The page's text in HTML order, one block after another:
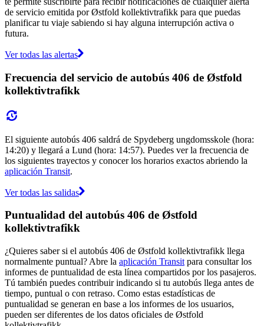
de servicio emitida por Østfold kollektivtrafikk para que puedas
planificar tu viaje sabiendo si hay alguna interrupción activa o
futura.
Ver todas las alertas
Frecuencia del servicio de autobús 406 de Østfold
kollektivtrafikk
El siguiente autobús 406 saldrá de Spydeberg ungdomsskole (hora:
14:20) y llegará a Lund (hora: 14:57). Puedes ver la frecuencia de
los siguientes trayectos y conocer los horarios exactos abriendo la
aplicación Transit.
Ver todas las salidas
Puntualidad del autobús 406 de Østfold
kollektivtrafikk
¿Quieres saber si el autobús 406 de Østfold kollektivtrafikk llega
normalmente puntual? Abre la aplicación Transit para consultar los
informes de puntualidad de esta línea compartidos por los pasajeros.
Tú también puedes contribuir indicando si tu autobús llega antes de
tiempo, puntual o con retraso. Como estas estadísticas de
puntualidad se generan en base a los informes de los usuarios,
pueden ser diferentes de los datos oficiales de Østfold